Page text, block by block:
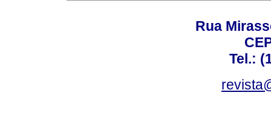
Rua
Tel.: